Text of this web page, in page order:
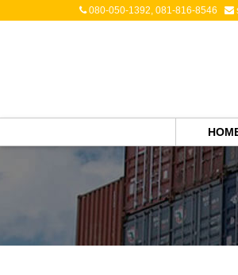
080-050-1392, 081-816-8546